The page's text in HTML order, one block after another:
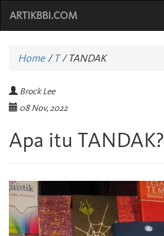
ARTIKBBI.COM
Home/T /TANDAK
Brock Lee
08 Nov, 2022
Apa itu TANDAK?